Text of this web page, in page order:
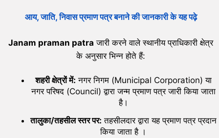
आय, जाति, निवास प्रमाण पत्र बनाने की जानकारी के यह पढ़े
Janam praman patra जारी करने वाले स्थानीय प्राधिकारी क्षेत्र
के अनुसार भिन्न होते हैं:
शहरी क्षेत्रों में: नगर निगम (Municipal Corporation) या
नगर परिषद (Council) द्वारा जन्म प्रमाण पत्र जारी किया जाता
है।
तालुका/तहसील स्तर पर: तहसीलदार द्वारा यह प्रमाण पत्र प्रदान
किया जाता है ।